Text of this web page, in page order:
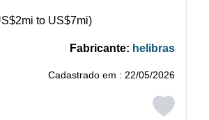
to US$7mi)
Fabricante: helibras
Cadastrado em : 22/05/2026